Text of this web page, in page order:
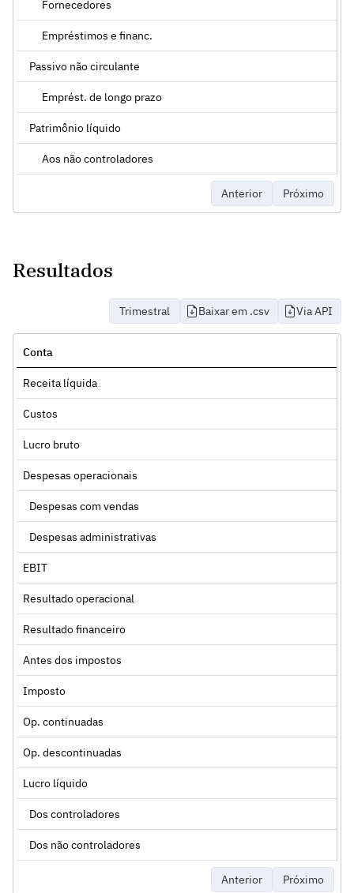
Fornecedores
Empréstimos e financ.
Passivo não circulante
Emprést. de longo prazo
Patrimônio líquido
Aos não controladores
Anterior Próximo
Resultados
Trimestral Baixar em .csv Via API
Conta
Receita líquida
Custos
Lucro bruto
Despesas operacionais
Despesas com vendas
Despesas administrativas
EBIT
Resultado operacional
Resultado financeiro
Antes dos impostos
Imposto
Op. continuadas
Op. descontinuadas
Lucro líquido
Dos controladores
Dos não controladores
Anterior Próximo